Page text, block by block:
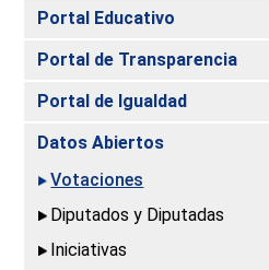
Portal Educativo
Portal de Transparencia
Portal de Igualdad
Datos Abiertos
Votaciones
Diputados y Diputadas
Iniciativas